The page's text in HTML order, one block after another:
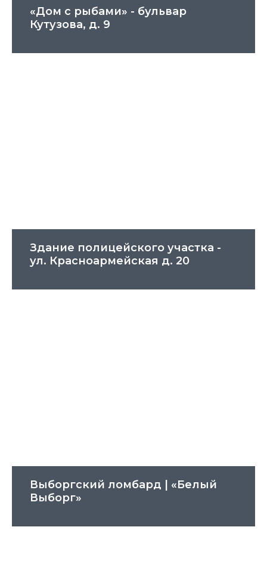
«Дом с рыбами» - бульвар
Кутузова, д. 9
Здание полицейского участка -
ул. Красноармейская д. 20
Выборгский ломбард | «Белый
Выборг»